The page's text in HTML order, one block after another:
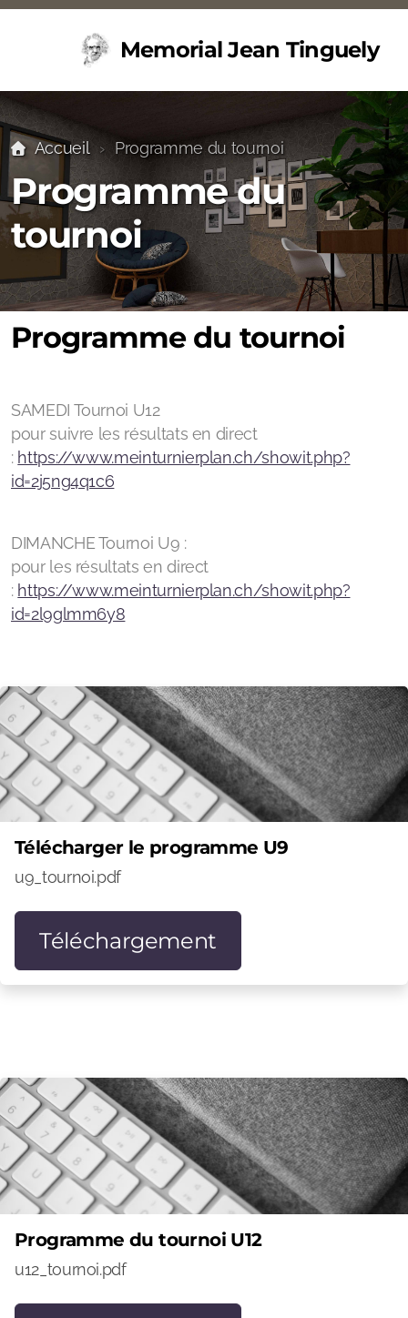
Memorial Jean Tinguely
Accueil Programme du tournoi
Programme du
tournoi
Programme du tournoi
SAMEDI Tournoi U12
pour suivre les résultats en direct
: https://www.meinturnierplan.ch/showit.php?
id=2j5ng4q1c6
DIMANCHE Tournoi U9 :
pour les résultats en direct
: https://www.meinturnierplan.ch/showit.php?
id=2l9glmm6y8
Télécharger le programme U9
u9_tournoi.pdf
Téléchargement
Programme du tournoi U12
u12_tournoi.pdf